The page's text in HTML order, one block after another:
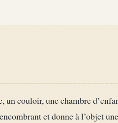
un couloir, une chambre
et donne à l’objet